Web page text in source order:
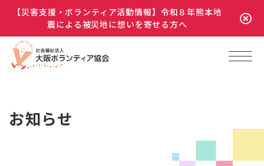
【災害支援・ボランティア活動情報】令和８年熊本地
震による被災地に想いを寄せる方へ
お知らせ